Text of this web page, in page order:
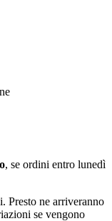
, se ordini entro lunedì
Presto ne arriveranno
se vengono